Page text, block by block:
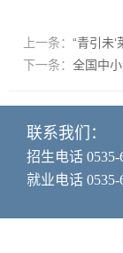
上一条： “青引未‘
下一条： 全国中
联系我们：
招生电话 0535-
就业电话 0535-